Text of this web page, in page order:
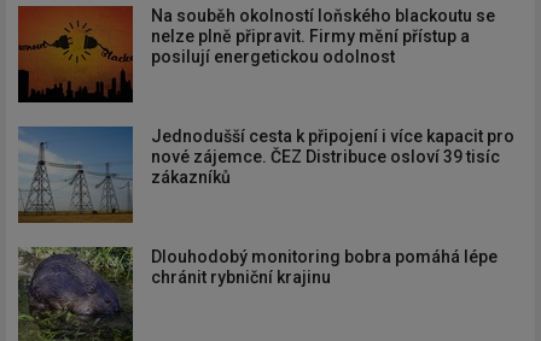
Na souběh okolností loňského blackoutu se
nelze plně připravit. Firmy mění přístup a
posilují energetickou odolnost
Jednodušší cesta k připojení i více kapacit pro
nové zájemce. ČEZ Distribuce osloví 39 tisíc
zákazníků
Dlouhodobý monitoring bobra pomáhá lépe
chránit rybniční krajinu